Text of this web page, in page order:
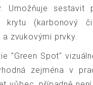
Umožňuje sestavit
krytu (karbonový
a zvukovými prvky.
"Green Spot"
zejména v